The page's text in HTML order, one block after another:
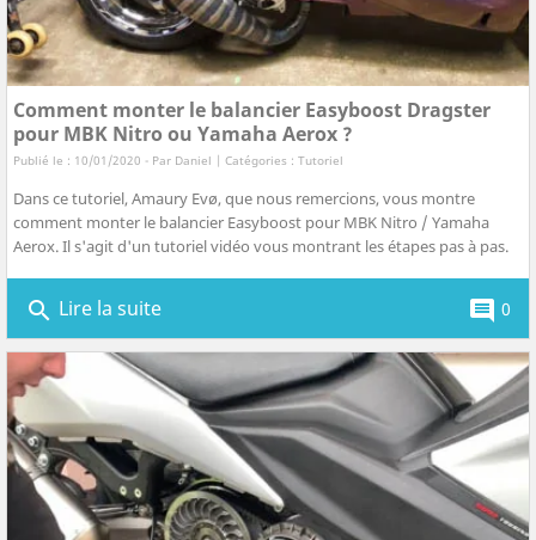
Comment monter le balancier Easyboost Dragster
pour MBK Nitro ou Yamaha Aerox ?
Publié le : 10/01/2020 - Par Daniel | Catégories : Tutoriel
Dans ce tutoriel, Amaury Evø, que nous remercions, vous montre
comment monter le balancier Easyboost pour MBK Nitro / Yamaha
Aerox. Il s'agit d'un tutoriel vidéo vous montrant les étapes pas à pas.
search Lire la suite comment 0